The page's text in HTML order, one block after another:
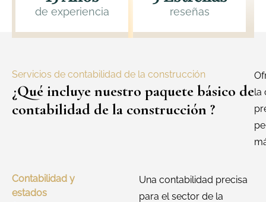
de experiencia reseñas
Servicios de contabilidad de la construcción
¿Qué incluye nuestro paquete básico de
contabilidad de la construcción ?
la
Contabilidad y
estados
Una contabilidad precisa
para el sector de la